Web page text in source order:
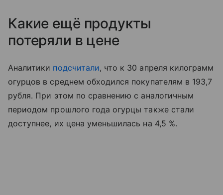
Какие ещё продукты
потеряли в цене
Аналитики подсчитали, что к 30 апреля килограмм
огурцов в среднем обходился покупателям в 193,7
рубля. При этом по сравнению с аналогичным
периодом прошлого года огурцы также стали
доступнее, их цена уменьшилась на 4,5 %.